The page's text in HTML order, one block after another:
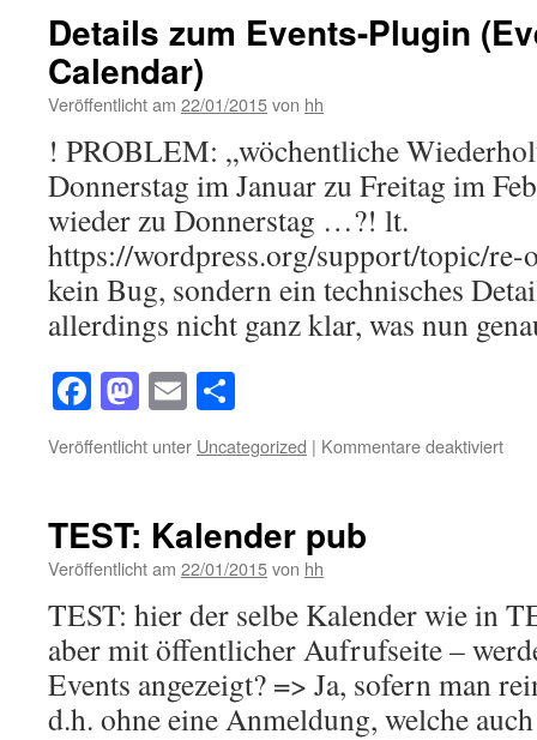
ons
Details zum Events-Plugin
Calendar)
Veröffentlicht am 22/01/2015von hh
! PROBLEM: „wöchentliche
Donnerstag im Januar zu Freitag im
wieder zu Donnerstag …?! lt.
https://wordpress.org/support/topic/re-
kein Bug, sondern ein technisches
allerdings nicht ganz klar, was nun
Facebook
Mastodon
Email
Veröffentlicht unter Uncategorized | Kommentare deaktiviertfür
TEST: Kalender pub
Veröffentlicht am 22/01/2015von hh
TEST: hier der selbe Kalender wie in
aber mit öffentlicher Aufrufseite –
Events angezeigt? => Ja, sofern man
d.h. ohne eine Anmeldung, welche